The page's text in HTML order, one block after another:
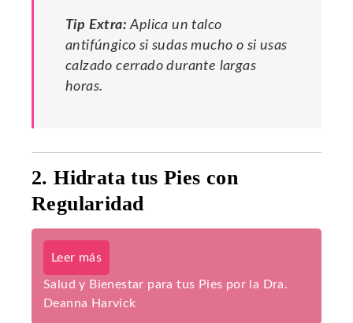
Tip Extra: Aplica un talco
antifúngico si sudas mucho o si usas
calzado cerrado durante largas
horas.
2. Hidrata tus Pies con
Regularidad
Leer más
Salud y Bienestar para tus Pies por la Dra.
Deanna Harvick